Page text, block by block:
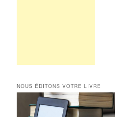
NOUS ÉDITONS VOTRE LIVRE